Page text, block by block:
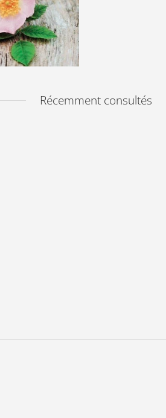
Récemment consultés